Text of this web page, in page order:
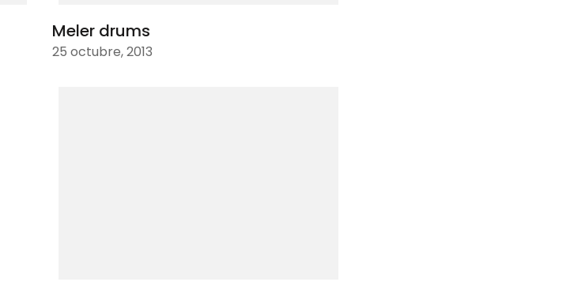
Meler drums
25 octubre, 2013